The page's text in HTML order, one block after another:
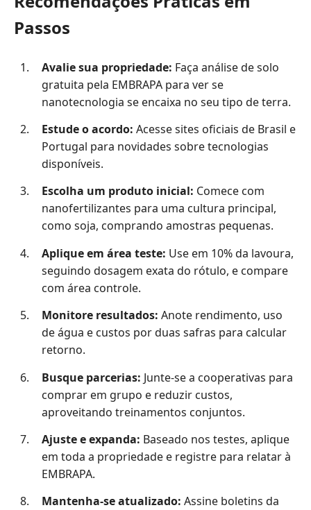
Passos
Avalie sua propriedade: Faça análise de solo
gratuita pela EMBRAPA para ver se
nanotecnologia se encaixa no seu tipo de terra.
Estude o acordo: Acesse sites oficiais de Brasil e
Portugal para novidades sobre tecnologias
disponíveis.
Escolha um produto inicial: Comece com
nanofertilizantes para uma cultura principal,
como soja, comprando amostras pequenas.
Aplique em área teste: Use em 10% da lavoura,
seguindo dosagem exata do rótulo, e compare
com área controle.
Monitore resultados: Anote rendimento, uso
de água e custos por duas safras para calcular
retorno.
Busque parcerias: Junte-se a cooperativas para
comprar em grupo e reduzir custos,
aproveitando treinamentos conjuntos.
Ajuste e expanda: Baseado nos testes, aplique
em toda a propriedade e registre para relatar à
EMBRAPA.
Mantenha-se atualizado: Assine boletins da